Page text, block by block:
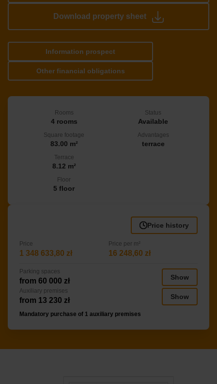
Download property sheet
Information prospect
Other financial obligations
Rooms
4 rooms
Square footage
83.00 m²
Terrace
8.12 m²
Floor
5 floor
Status
Available
Advantages
terrace
Price
1 348 633,80 zł
Price per m²
16 248,60 zł
Price history
Parking spaces
from 60 000 zł Show
Auxiliary premises
from 13 230 zł Show
Mandatory purchase of 1 auxiliary premises